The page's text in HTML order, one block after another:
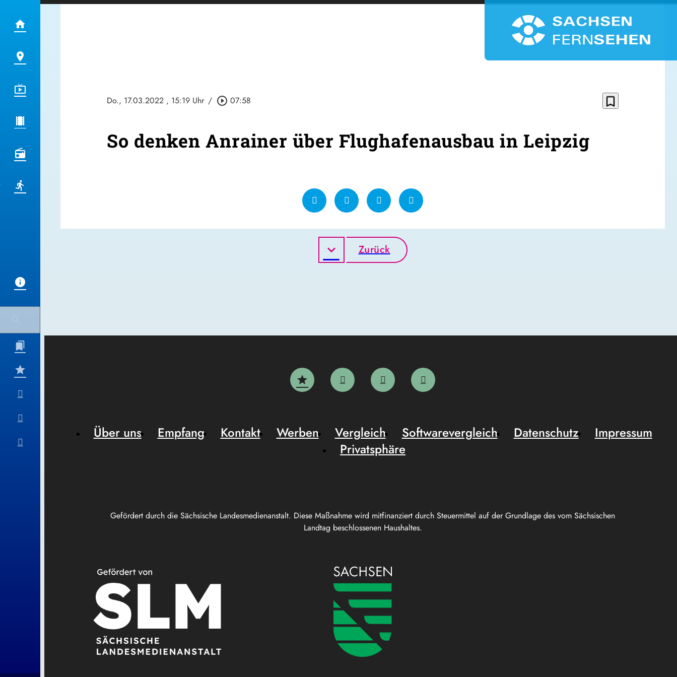
Do., 17.03.2022 , 15:19 Uhr / play_circle_outline 07:58 bookmark_border
So denken Anrainer über Flughafenausbau in Leipzig
Zurück
Gefördert durch die Sächsische Landesmedienanstalt. Diese Maßnahme wird mitfinanziert durch Steuermittel auf der Grundlage des vom Sächsischen
Landtag beschlossenen Haushaltes.
Über uns Empfang Kontakt Werben Vergleich Softwarevergleich Datenschutz
Impressum
Privatsphäre